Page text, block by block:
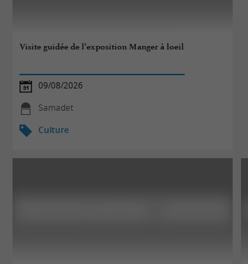
Visite guidée de l’exposition Manger à loeil
09/08/2026
Samadet
Culture